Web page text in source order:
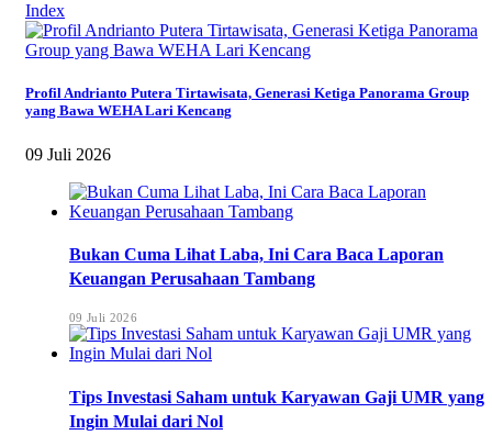
Index
Profil Andrianto Putera Tirtawisata, Generasi Ketiga Panorama Group
yang Bawa WEHA Lari Kencang
09 Juli 2026
Bukan Cuma Lihat Laba, Ini Cara Baca Laporan
Keuangan Perusahaan Tambang
09 Juli 2026
Tips Investasi Saham untuk Karyawan Gaji UMR yang
Ingin Mulai dari Nol